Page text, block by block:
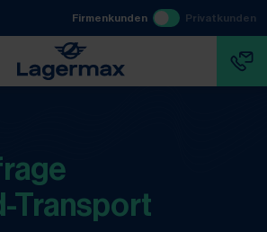
Firmenkunden Privatkunden
springen
springen
Transport